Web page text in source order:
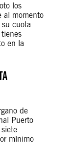
los
al momento
cuota
en la
de
Puerto
mínimo